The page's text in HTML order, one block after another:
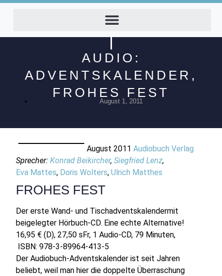
AUDIO:
ADVENTSKALENDER,
FROHES FEST
August 1, 2011
August 2011Audiobuch Verlag
Sprecher:Konrad Beikircher,Siegfried Lenz,
Eva Mattes, Doris Wolters,Ulrich Matthes
FROHES FEST
Der erste Wand- und Tischadventskalendermit
beigelegter Hörbuch-CD. Eine echte Alternative!
16,95 € (D), 27,50 sFr, 1 Audio-CD, 79 Minuten,
ISBN: 978-3-89964-413-5
Der Audiobuch-Adventskalender ist seit Jahren
beliebt, weil man hier die doppelte Überraschung